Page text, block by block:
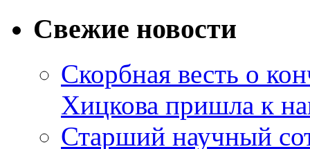
Свежие новости
Скорбная весть о
Хицкова пришла к
Старший научный